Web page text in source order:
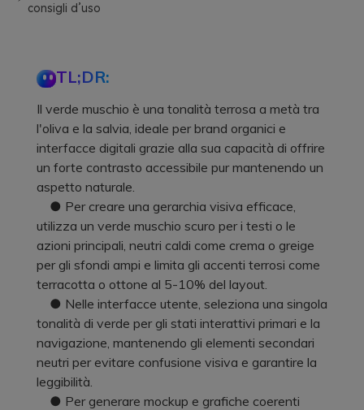
consigli d’uso
TL;DR:
Il verde muschio è una tonalità terrosa a metà tra
l'oliva e la salvia, ideale per brand organici e
interfacce digitali grazie alla sua capacità di offrire
un forte contrasto accessibile pur mantenendo un
aspetto naturale.
● Per creare una gerarchia visiva efficace,
utilizza un verde muschio scuro per i testi o le
azioni principali, neutri caldi come crema o greige
per gli sfondi ampi e limita gli accenti terrosi come
terracotta o ottone al 5-10% del layout.
● Nelle interfacce utente, seleziona una singola
tonalità di verde per gli stati interattivi primari e la
navigazione, mantenendo gli elementi secondari
neutri per evitare confusione visiva e garantire la
leggibilità.
● Per generare mockup e grafiche coerenti